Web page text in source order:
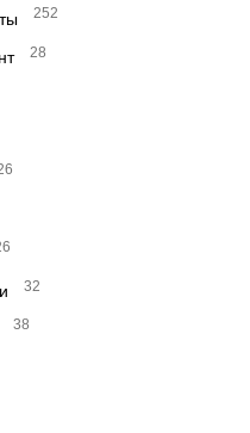
252
28
32
38